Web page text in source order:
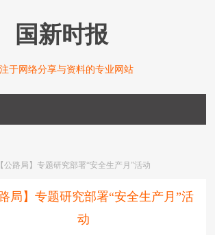
国新时报
于网络分享与资料的专业网站
公路局】专题研究部署“安全生产月”活动
路局】专题研究部署“安全生产月”活
动